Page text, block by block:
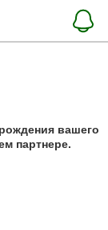
вашего
партнере.